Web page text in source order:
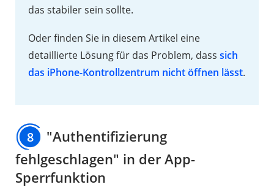
das stabiler sein sollte.
Oder finden Sie in diesem Artikel eine
detaillierte Lösung für das Problem, dass sich
das iPhone-Kontrollzentrum nicht öffnen lässt.
8
"Authentifizierung
fehlgeschlagen" in der App-
Sperrfunktion